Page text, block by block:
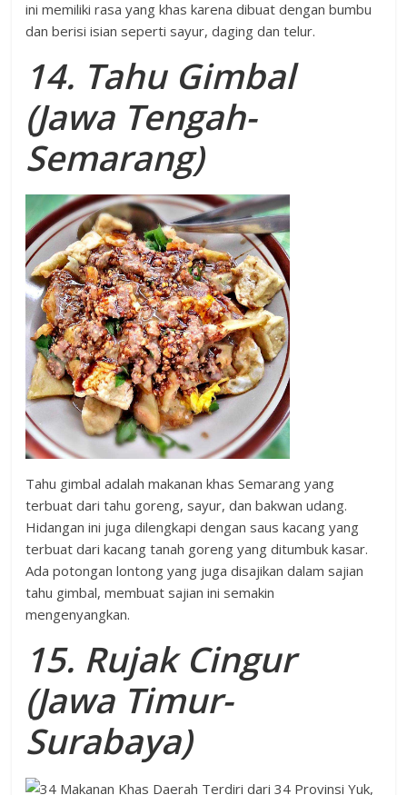
ini memiliki rasa yang khas karena dibuat dengan bumbu
dan berisi isian seperti sayur, daging dan telur.
14. Tahu Gimbal
(Jawa Tengah-
Semarang)
Tahu gimbal adalah makanan khas Semarang yang
terbuat dari tahu goreng, sayur, dan bakwan udang.
Hidangan ini juga dilengkapi dengan saus kacang yang
terbuat dari kacang tanah goreng yang ditumbuk kasar.
Ada potongan lontong yang juga disajikan dalam sajian
tahu gimbal, membuat sajian ini semakin
mengenyangkan.
15. Rujak Cingur
(Jawa Timur-
Surabaya)